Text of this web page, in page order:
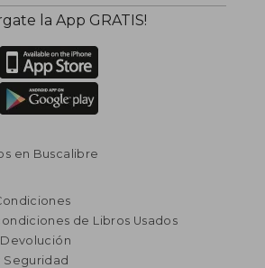
la App GRATIS!
en Buscalibre
de Libros Usados
Seguridad